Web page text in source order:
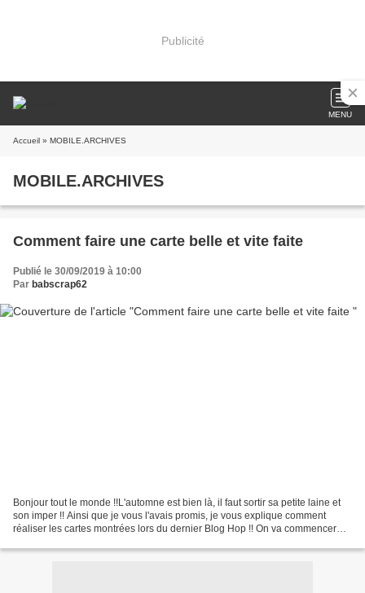
Publicité
MENU
Accueil » MOBILE.ARCHIVES
MOBILE.ARCHIVES
Comment faire une carte belle et vite faite
Publié le 30/09/2019 à 10:00
Par babscrap62
Bonjour tout le monde !!L'automne est bien là, il faut sortir sa petite laine et
son imper !! Ainsi que je vous l'avais promis, je vous explique comment
réaliser les cartes montrées lors du dernier Blog Hop !! On va commencer